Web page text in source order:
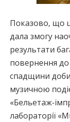
Показово, що
дала змогу
результати
повернення до
спадщини
музичною
«Бельетаж-
лабораторії